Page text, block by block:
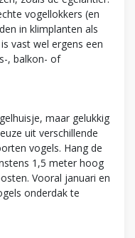
vogellokkers (en
in klimplanten als
vast wel ergens een
, balkon- of
maar gelukkig
uit verschillende
vogels. Hang de
1,5 meter hoog
Vooral januari en
onderdak te